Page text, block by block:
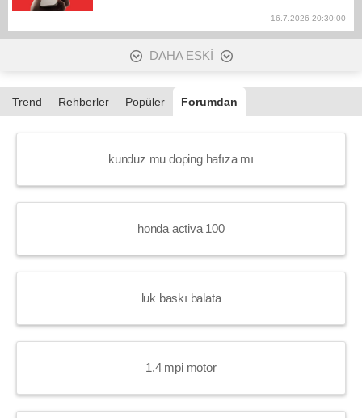
16.7.2026 20:30:00
DAHA ESKİ
Trend Rehberler Popüler Forumdan
kunduz mu doping hafıza mı
honda activa 100
luk baskı balata
1.4 mpi motor